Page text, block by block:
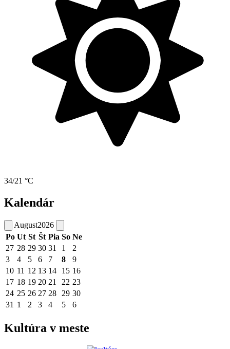
34/21 °C
Kalendár
August2026
Po Ut St Št Pia So Ne
27 28 29 30 31 1
2
3
4 5 6 7 8
9
10 11 12 13 14 15 16
17 18 19 20 21 22 23
24 25 26 27 28 29 30
31 1 2 3 4 5 6
Kultúra v meste